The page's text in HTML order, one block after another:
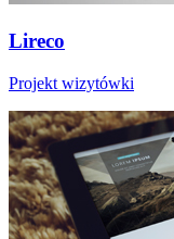
Lireco
Projekt wizytówki